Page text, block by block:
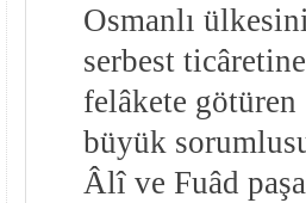
Osmanlı
serbest
felâkete götüren
büyük
Âlî ve Fuâd